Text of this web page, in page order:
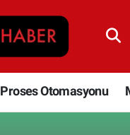
Proses Otomasyonu